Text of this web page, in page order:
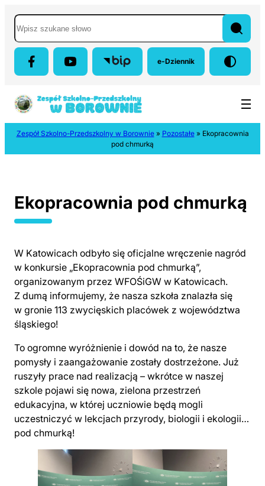
Wyszukaj w serwisie
e-Dziennik(otwiera się w nowej
Zespół Szkolno-Przedszkolny w Borownie» Pozostałe» Ekopracownia
pod chmurką
Ekopracownia pod chmurką
W Katowicach odbyło się oficjalne wręczenie nagród
w konkursie „Ekopracownia pod chmurką”,
organizowanym przez WFOŚiGW w Katowicach.
Z dumą informujemy, że nasza szkoła znalazła się
w gronie 113 zwycięskich placówek z województwa
śląskiego!
To ogromne wyróżnienie i dowód na to, że nasze
pomysły i zaangażowanie zostały dostrzeżone. Już
ruszyły prace nad realizacją – wkrótce w naszej
szkole pojawi się nowa, zielona przestrzeń
edukacyjna, w której uczniowie będą mogli
uczestniczyć w lekcjach przyrody, biologii i ekologii…
pod chmurką!